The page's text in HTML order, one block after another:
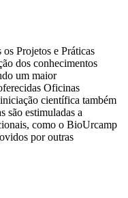
Projetos e Práticas
dos conhecimentos
um maior
Oficinas
científica também
são estimuladas a
como o BioUrcamp
por outras